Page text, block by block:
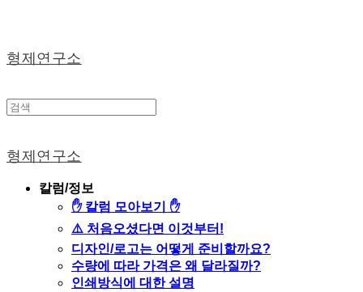
형제연구소
형제연구소
칼럼/정보
✋ 칼럼 모아보기 ✋
⚠️ 처음오셨다면 이것부터!
디자인/로고는 어떻게 준비할까요?
수량에 따라 가격은 왜 달라질까?
인쇄방식에 대한 설명